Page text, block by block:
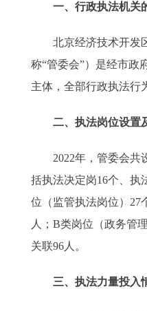
一、行政执法机关
北京经济技术开发
称“管委会”）是经市政
主体，全部行政执法行
二、执法岗位设置
2022年，管委会共
括执法决定岗16个、执
位（监管执法岗位）27
人；B类岗位（政务管
关联96人。
三、执法力量投入